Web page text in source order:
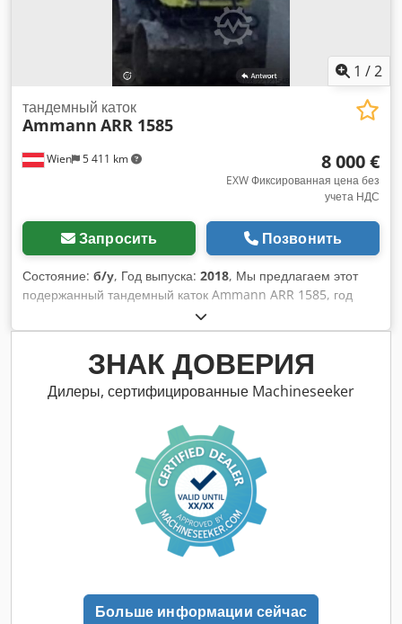
1 /2
Wien 5 411 km
тандемный каток
Ammann ARR 1585
8 000 €
EXW Фиксированная цена без
учета НДС
Запросить Позвонить
Состояние: б/у, Год выпуска: 2018, Мы предлагаем этот
подержанный тандемный каток Ammann ARR 1585, год
выпуска 2018. Тип: ARR 1585 Djdpfxjzddcpo Akhjck
Серийный номер: 558D063 Эксплуатационная масса: 1 395
кг Максимальная масса: 1 405 кг Номинальная мощность:
13,2 кВт Год выпуска: 2018 Если у вас есть вопросы или
необходима дополнительная информация, пожалуйста,
ЗНАК ДОВЕРИЯ
Дилеры, сертифицированные Machineseeker
Больше информации сейчас